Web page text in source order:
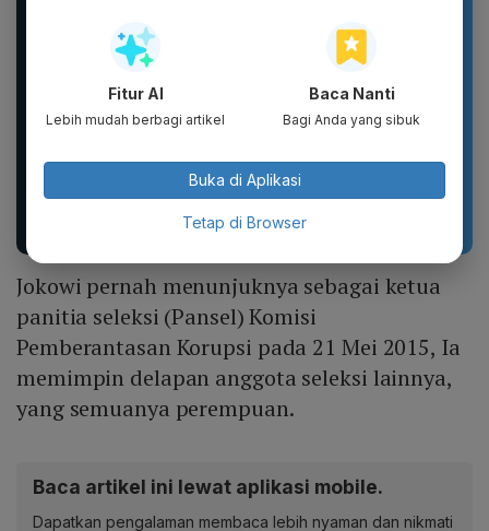
WHITE INC Alpha Glow
Whitening &
tissu jolly pop up, jolly
250 shet, jolly 200shet
Jokowi pernah menunjuknya sebagai ketua
panitia seleksi (Pansel) Komisi
Pemberantasan Korupsi pada 21 Mei 2015, Ia
memimpin delapan anggota seleksi lainnya,
yang semuanya perempuan.
Baca artikel ini lewat aplikasi mobile.
Dapatkan pengalaman membaca lebih nyaman dan nikmati
Fitur AI
Lebih mudah berbagi artikel
Baca Nanti
Bagi Anda yang sibuk
Buka di Aplikasi
Tetap di Browser